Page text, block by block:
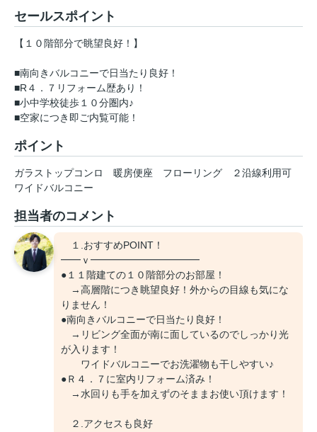
セールスポイント
【１０階部分で眺望良好！】
■南向きバルコニーで日当たり良好！
■R４．７リフォーム歴あり！
■小中学校徒歩１０分圏内♪
■空家につき即ご内覧可能！
ポイント
ガラストップコンロ 暖房便座 フローリング
２沿線利用可
ワイドバルコニー
担当者のコメント
１.おすすめPOINT！
━━ｖ━━━━━━━━━━━
●１１階建ての１０階部分のお部屋！
→高層階につき眺望良好！外からの目線も気にな
りません！
●南向きバルコニーで日当たり良好！
→リビング全面が南に面しているのでしっかり光
が入ります！
ワイドバルコニーでお洗濯物も干しやすい♪
●Ｒ４．７に室内リフォーム済み！
→水回りも手を加えずのそままお使い頂けます！
２.アクセスも良好